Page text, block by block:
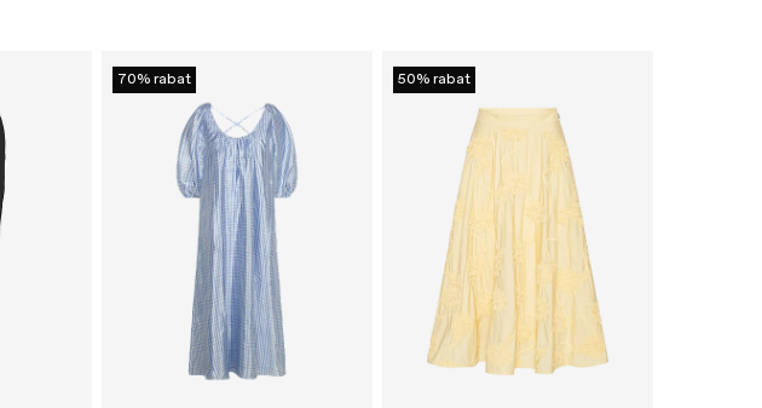
70% rabat 50% rabat